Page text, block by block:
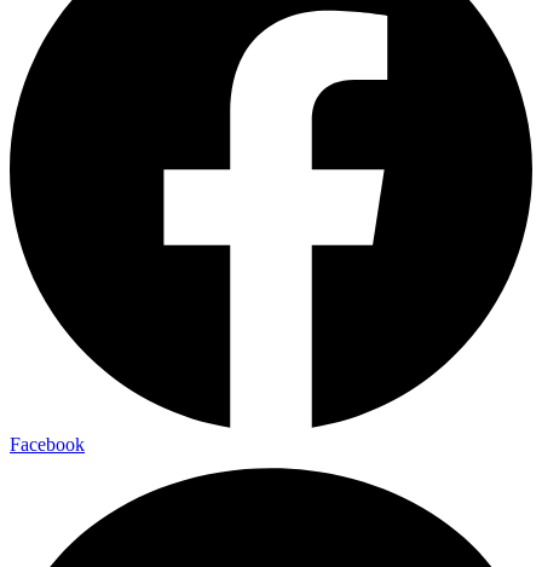
Facebook